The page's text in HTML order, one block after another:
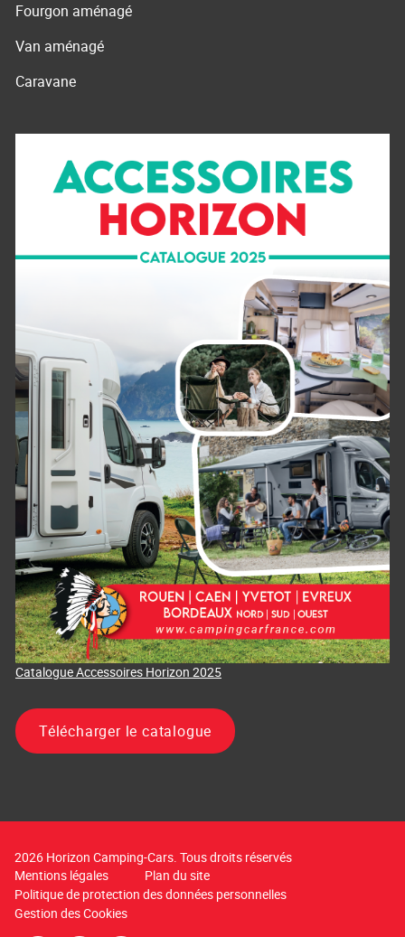
Fourgon aménagé
Van aménagé
Caravane
Catalogue Accessoires Horizon 2025
Télécharger le catalogue
2026 Horizon Camping-Cars. Tous droits réservés
Mentions légales
Plan du site
Politique de protection des données personnelles
Gestion des Cookies